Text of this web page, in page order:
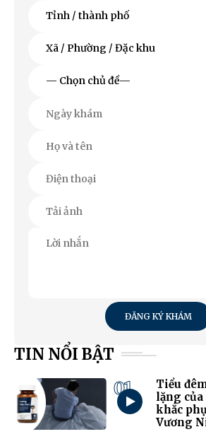
ĐĂNG KÝ KHÁM
TIN NỔI BẬT
01
Tiểu
lặng của
khắc
Vương